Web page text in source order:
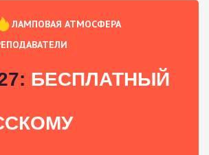
ЛАМПОВАЯ АТМОСФЕРА
БЕСПЛАТНЫЙ